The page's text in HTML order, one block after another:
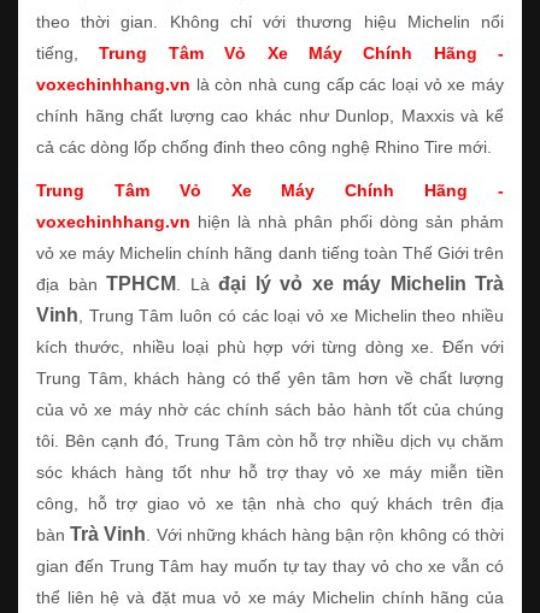
theo thời gian. Không chỉ với thương hiệu Michelin nổi
tiếng,Trung Tâm Vỏ Xe Máy Chính Hãng -
voxechinhhang.vn là còn nhà cung cấp các loại vỏ xe máy
chính hãng chất lượng cao khác như Dunlop, Maxxis và kể
cả các dòng lốp chống đinh theo công nghệ Rhino Tire mới.
Trung Tâm Vỏ Xe Máy Chính Hãng -
voxechinhhang.vn hiện là nhà phân phối dòng sản phảm
vỏ xe máy Michelin chính hãng danh tiếng toàn Thế Giới trên
địa bàn TPHCM . Là đại lý vỏ xe máy Michelin Trà
Vinh , Trung Tâm luôn có các loại vỏ xe Michelin theo nhiều
kích thước, nhiều loại phù hợp với từng dòng xe. Đến với
Trung Tâm, khách hàng có thể yên tâm hơn về chất lượng
của vỏ xe máy nhờ các chính sách bảo hành tốt của chúng
tôi. Bên cạnh đó, Trung Tâm còn hỗ trợ nhiều dịch vụ chăm
sóc khách hàng tốt như hỗ trợ thay vỏ xe máy miễn tiền
công, hỗ trợ giao vỏ xe tận nhà cho quý khách trên địa
bànTrà Vinh . Với những khách hàng bận rộn không có thời
gian đến Trung Tâm hay muốn tự tay thay vỏ cho xe vẫn có
thể liên hệ và đặt mua vỏ xe máy Michelin chính hãng của